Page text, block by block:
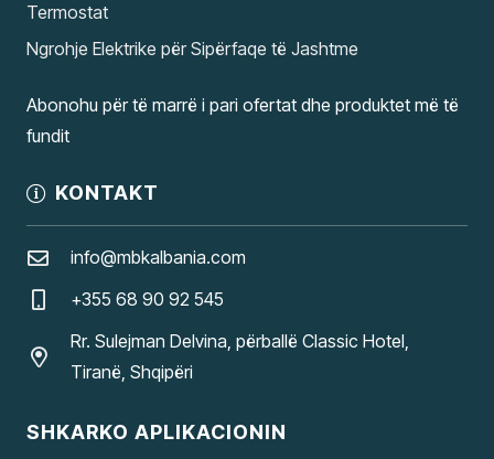
Termostat
Ngrohje Elektrike për Sipërfaqe të Jashtme
Abonohu për të marrë i pari ofertat dhe produktet më të
fundit
KONTAKT
info@mbkalbania.com
+355 68 90 92 545
Rr. Sulejman Delvina, përballë Classic Hotel,
Tiranë, Shqipëri
SHKARKO APLIKACIONIN